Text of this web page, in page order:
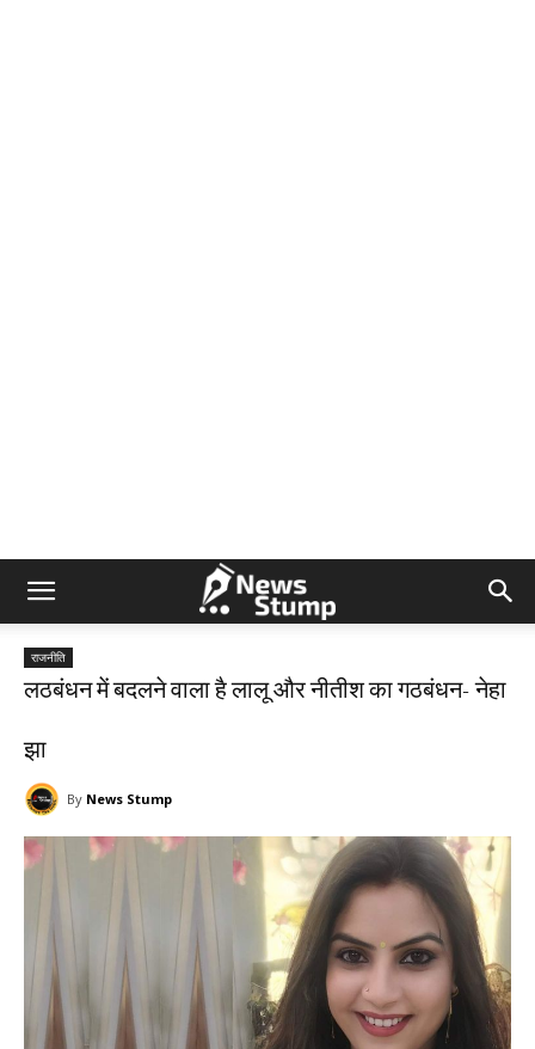
राजनीति
लठबंधन में बदलने वाला है लालू और नीतीश का गठबंधन- नेहा
झा
By News Stump